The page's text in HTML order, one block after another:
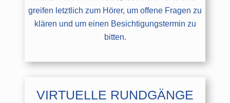
greifen letztlich zum Hörer, um offene Fragen zu
klären und um einen Besichtigungstermin zu
bitten.
VIRTUELLE RUNDGÄNGE